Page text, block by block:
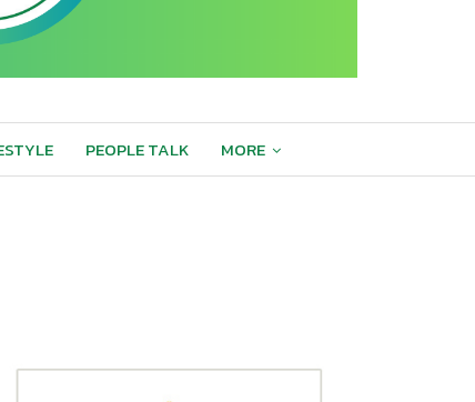
PEOPLE TALK MORE